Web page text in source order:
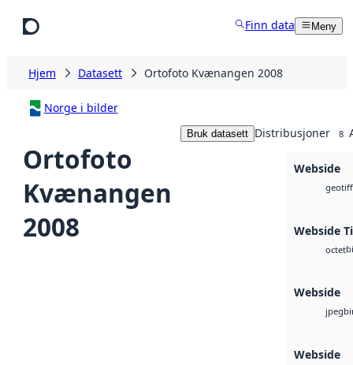
Finn data Meny
Hjem Datasett Ortofoto Kvænangen 2008
Norge i bilder
Ortofoto
Kvænangen
2008
Bruk datasett Distribusjoner 8
Webside
geotiff
Webside
octet
Webside
jpeg
Webside